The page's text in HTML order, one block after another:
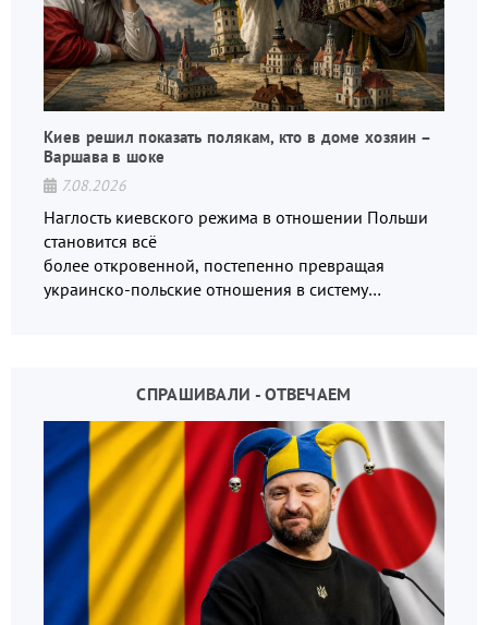
Киев решил показать полякам, кто в доме хозяин –
Варшава в шоке
7.08.2026
Наглость киевского режима в отношении Польши
становится всё
более откровенной, постепенно превращая
украинско-польские отношения в систему
СПРАШИВАЛИ - ОТВЕЧАЕМ